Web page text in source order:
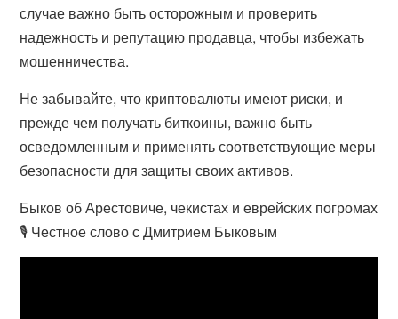
случае важно быть осторожным и проверить
надежность и репутацию продавца, чтобы избежать
мошенничества.
Не забывайте, что криптовалюты имеют риски, и
прежде чем получать биткоины, важно быть
осведомленным и применять соответствующие меры
безопасности для защиты своих активов.
Быков об Арестовиче, чекистах и еврейских погромах
🎙️ Честное слово с Дмитрием Быковым